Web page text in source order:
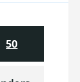
50